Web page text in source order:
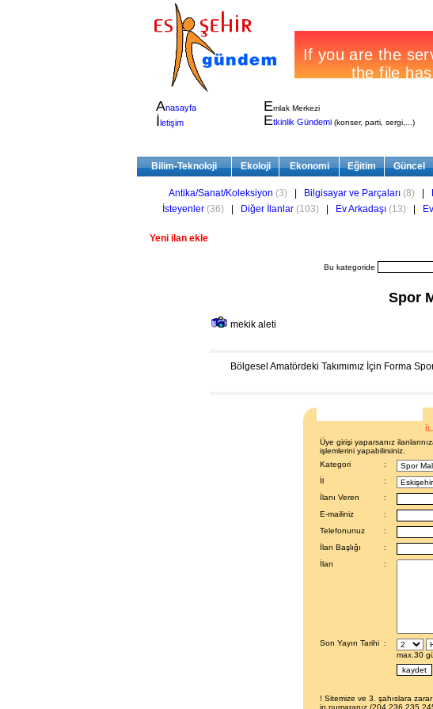
Anasayfa
İletişim
Emlak Merkezi
Etkinlik Gündemi (konser, parti, sergi,...)
Bilim-Teknoloji Ekoloji Ekonomi Eğitim Güncel
Antika/Sanat/Koleksiyon (3) Bilgisayar ve Parçaları (8)
İsteyenler (36) Diğer İlanlar (103) Ev Arkadaşı (13)
Yeni ilan ekle
Bu kategoride
Spor
mekik aleti
Bölgesel Amatördeki Takımımız İçin Forma
Üye girişi yaparsanız
işlemlerini yapabilirsiniz.
Kategori
:
İl
:
İlanı Veren
:
E-mailiniz
:
Telefonunuz
:
İlan Başlığı
:
İlan
:
Son Yayın Tarihi :
max.30
! Sitemize ve 3. şahıslara
ip numaranız